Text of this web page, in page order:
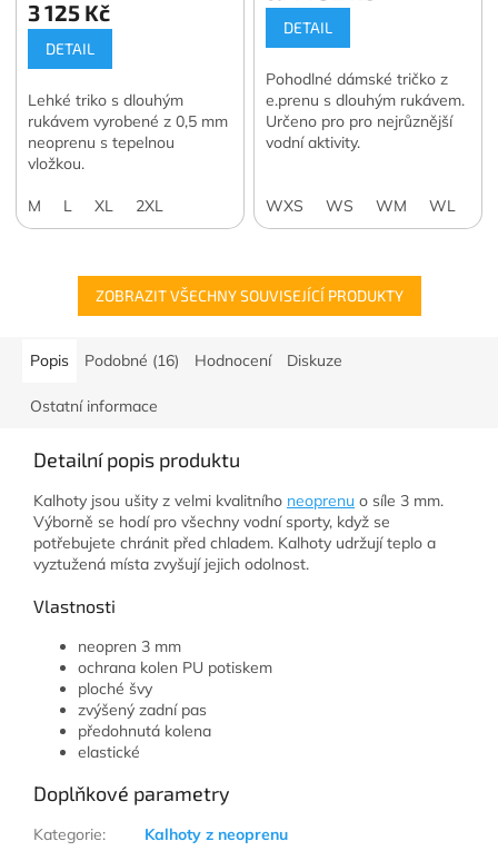
3 125 Kč
DETAIL
Lehké triko s dlouhým
rukávem vyrobené z 0,5 mm
neoprenu s tepelnou
vložkou.
M L XL 2XL
DETAIL
Pohodlné dámské tričko z
e.prenu s dlouhým rukávem.
Určeno pro pro nejrůznější
vodní aktivity.
WXS WS WM WL
ZOBRAZIT VŠECHNY SOUVISEJÍCÍ PRODUKTY
Popis Podobné (16) Hodnocení Diskuze
Ostatní informace
Detailní popis produktu
Kalhoty jsou ušity z velmi kvalitního neoprenu o síle 3 mm.
Výborně se hodí pro všechny vodní sporty, když se
potřebujete chránit před chladem. Kalhoty udržují teplo a
vyztužená místa zvyšují jejich odolnost.
Vlastnosti
neopren 3 mm
ochrana kolen PU potiskem
ploché švy
zvýšený zadní pas
předohnutá kolena
elastické
Doplňkové parametry
Kategorie:
Kalhoty z neoprenu